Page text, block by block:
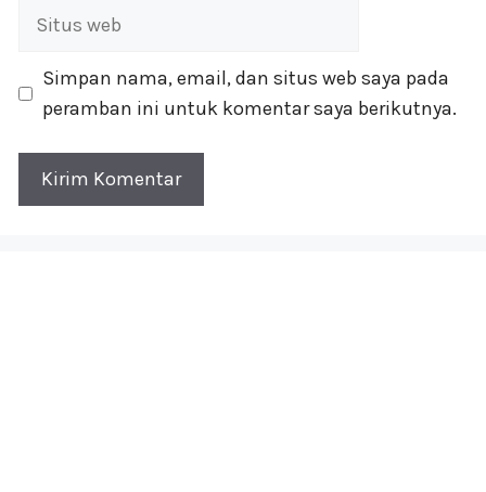
Situs
Simpan nama, email, dan situs web saya pada
peramban ini untuk komentar saya berikutnya.